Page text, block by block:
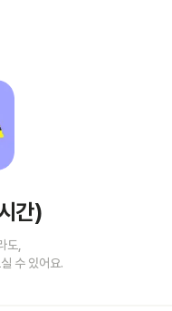
간)
도,
수 있어요.